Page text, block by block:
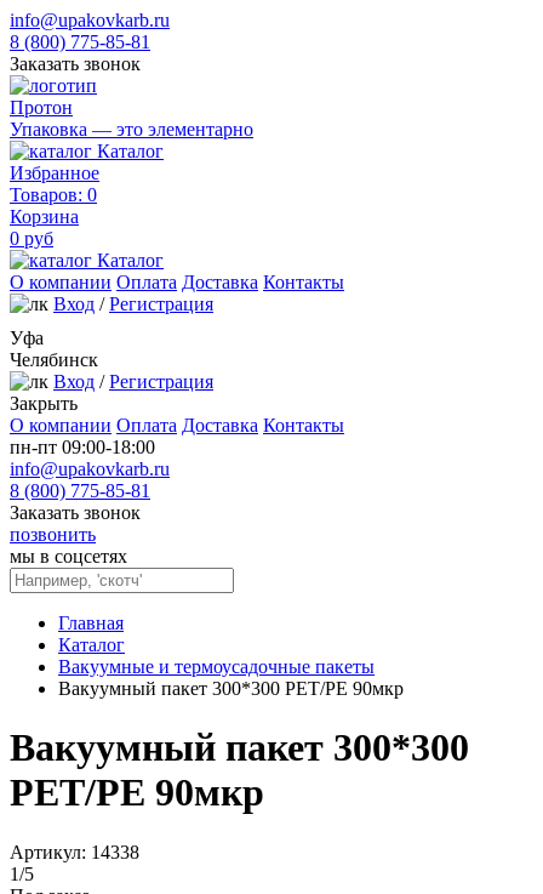
info@upakovkarb.ru
8 (800) 775-85-81
Заказать звонок
Протон
Упаковка — это элементарно
Каталог
Избранное
Товаров: 0
Корзина
0 руб
Каталог
О компании Оплата Доставка Контакты
Вход / Регистрация
Уфа
Челябинск
Вход / Регистрация
Закрыть
О компании Оплата Доставка Контакты
пн-пт 09:00-18:00
info@upakovkarb.ru
8 (800) 775-85-81
Заказать звонок
позвонить
мы в соцсетях
Главная
Каталог
Вакуумные и термоусадочные пакеты
Вакуумный пакет 300*300 PET/PE 90мкр
Вакуумный пакет 300*300
PET/PE 90мкр
Артикул: 14338
1/5